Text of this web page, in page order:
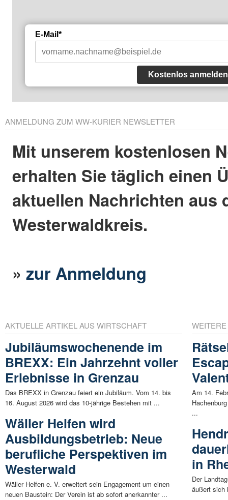
E-Mail*
Kostenlos anmelden
ANMELDUNG ZUM WW-KURIER NEWSLETTER
Mit unserem kostenlosen
erhalten Sie täglich einen
aktuellen Nachrichten aus
Westerwaldkreis.
»zur Anmeldung
AKTUELLE ARTIKEL AUS WIRTSCHAFT
Jubiläumswochenende im
BREXX: Ein Jahrzehnt voller
Erlebnisse in Grenzau
Das BREXX in Grenzau feiert ein Jubiläum. Vom 14. bis
16. August 2026 wird das 10-jährige Bestehen mit ...
Wäller Helfen wird
Ausbildungsbetrieb: Neue
berufliche Perspektiven im
Westerwald
Wäller Helfen e. V. erweitert sein Engagement um einen
neuen Baustein: Der Verein ist ab sofort anerkannter ...
Am 14.
...
in
Der
äußert sich